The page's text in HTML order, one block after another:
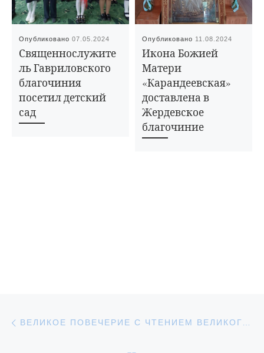
Опубликовано07.05.2024
Священнослужите
ль Гавриловского
благочиния
посетил детский
сад
Опубликовано 11.08.2024
Икона Божией
Матери
«Карандеевская»
доставлена в
Жердевское
благочиние
Навигация по записям